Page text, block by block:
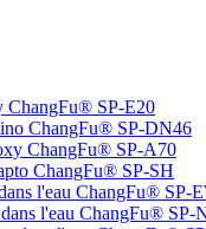
ChangFu® SP-E20
ChangFu® SP-DN46
ChangFu® SP-A70
ChangFu® SP-SH
l'eau ChangFu® SP-
l'eau ChangFu® SP-